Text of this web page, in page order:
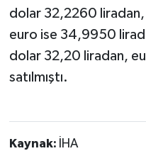
dolar 32,2260
euro ise 34,9950
dolar 32,20 liradan,
satılmıştı.
Kaynak: İHA